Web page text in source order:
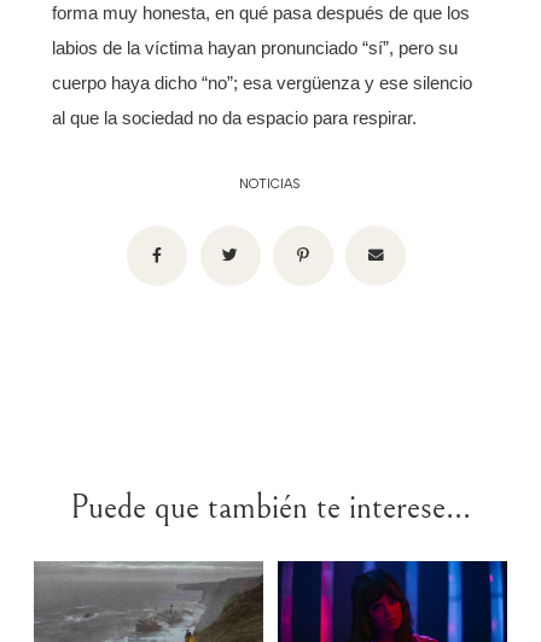
forma muy honesta, en qué pasa después de que los
labios de la víctima hayan pronunciado “sí”, pero su
cuerpo haya dicho “no”; esa vergüenza y ese silencio
al que la sociedad no da espacio para respirar.
NOTICIAS
Puede que también te interese...